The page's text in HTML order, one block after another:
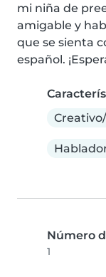
mi niña de
amigable y
que se sienta
español.
Número
1